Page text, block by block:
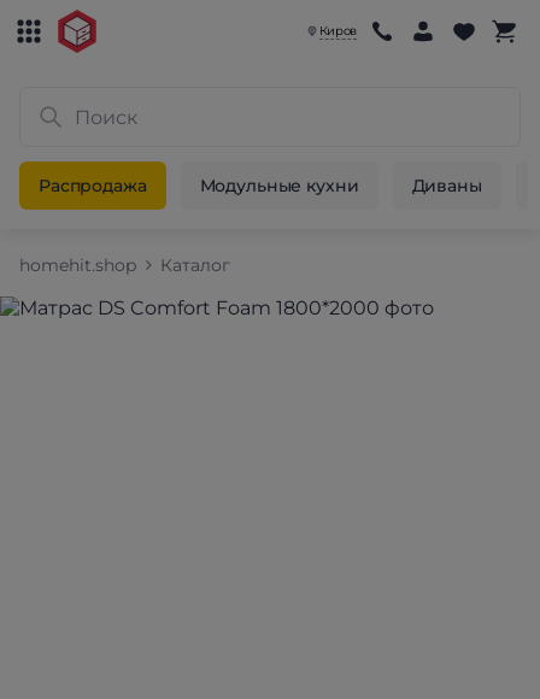
Киров
Распродажа Модульные кухни Диваны
homehit.shop Каталог